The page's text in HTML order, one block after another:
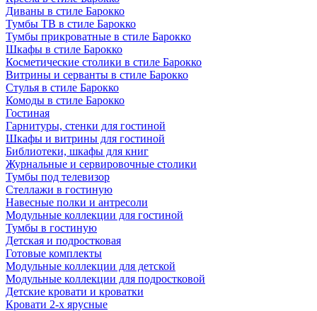
Диваны в стиле Барокко
Тумбы ТВ в стиле Барокко
Тумбы прикроватные в стиле Барокко
Шкафы в стиле Барокко
Косметические столики в стиле Барокко
Витрины и серванты в стиле Барокко
Стулья в стиле Барокко
Комоды в стиле Барокко
Гостиная
Гарнитуры, стенки для гостиной
Шкафы и витрины для гостиной
Библиотеки, шкафы для книг
Журнальные и сервировочные столики
Тумбы под телевизор
Стеллажи в гостиную
Навесные полки и антресоли
Модульные коллекции для гостиной
Тумбы в гостиную
Детская и подростковая
Готовые комплекты
Модульные коллекции для детской
Модульные коллекции для подростковой
Детские кровати и кроватки
Кровати 2-х ярусные